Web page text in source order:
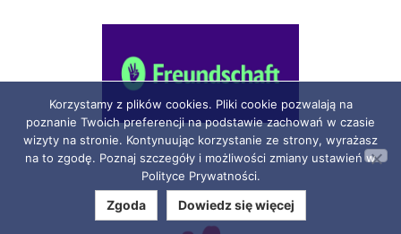
Korzystamy z plików cookies. Pliki cookie pozwalają na
poznanie Twoich preferencji na podstawie zachowań w czasie
wizyty na stronie. Kontynuując korzystanie ze strony, wyrażasz
na to zgodę. Poznaj szczegóły i możliwości zmiany ustawień w
Polityce Prywatności.
Zgoda Dowiedz się więcej